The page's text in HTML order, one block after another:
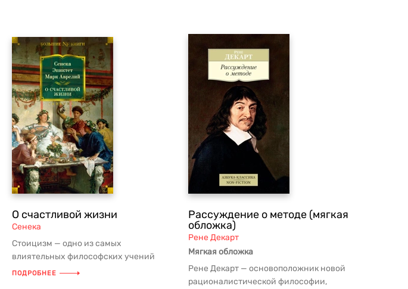
О счастливой жизни
Сенека
Стоицизм — одно из самых
влиятельных философских учений
Античности, сформировавшее
ПОДРОБНЕЕ
Рассуждение о методе (мягкая
обложка)
Рене Декарт
Мягкая обложка
Рене Декарт — основоположник новой
рационалистической философии,